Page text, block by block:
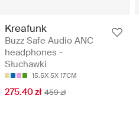
Kreafunk
Buzz Safe Audio ANC
headphones -
Słuchawki
15.5X 5X 17CM
275.40 zł 459 zł